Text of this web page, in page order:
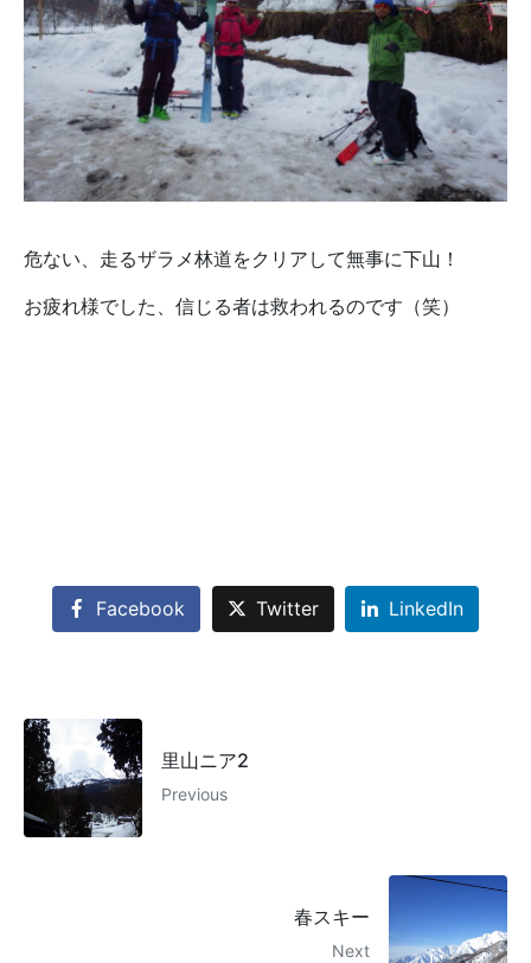
危ない、走るザラメ林道をクリアして無事に下山！
お疲れ様でした、信じる者は救われるのです（笑）
Facebook Twitter LinkedIn
里山ニア2
Previous
春スキー
Next